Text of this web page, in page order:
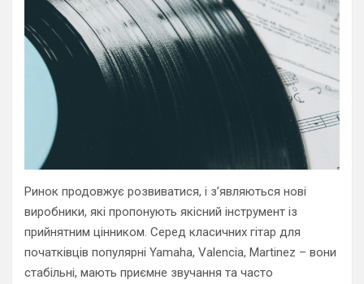
Ринок продовжує розвиватися, і з’являються нові
виробники, які пропонують якісний інструмент із
прийнятним цінником. Серед класичних гітар для
початківців популярні Yamaha, Valencia, Martinez – вони
стабільні, мають приємне звучання та часто